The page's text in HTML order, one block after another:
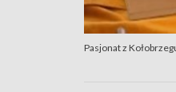
Pasjonat z